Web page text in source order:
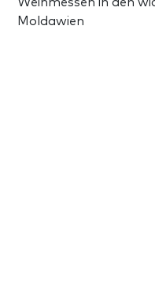
Moldawien